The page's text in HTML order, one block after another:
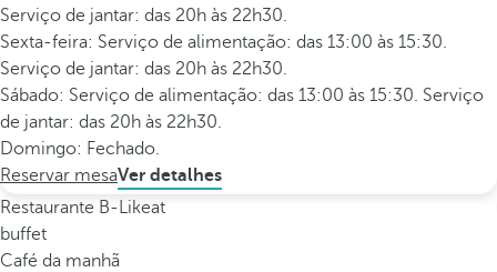
Serviço de jantar: das 20h às 22h30.
Sexta-feira: Serviço de alimentação: das 13:00 às 15:30.
Serviço de jantar: das 20h às 22h30.
Sábado: Serviço de alimentação: das 13:00 às 15:30. Serviço
de jantar: das 20h às 22h30.
Domingo: Fechado.
Reservar mesaVer detalhes
Restaurante B-Likeat
buffet
Café da manhã